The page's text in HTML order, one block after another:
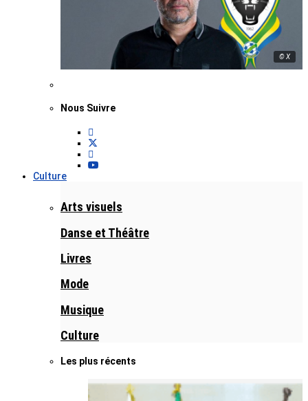
© X
Nous Suivre
Culture
Arts visuels
Danse et Théâtre
Livres
Mode
Musique
Culture
Les plus récents